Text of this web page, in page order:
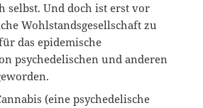
selbst. Und doch ist erst vor
Wohlstandsgesellschaft zu
das epidemische
psychedelischen und anderen
(eine psychedelische